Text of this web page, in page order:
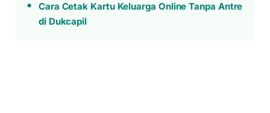
Cara Cetak Kartu Keluarga Online Tanpa Antre
di Dukcapil